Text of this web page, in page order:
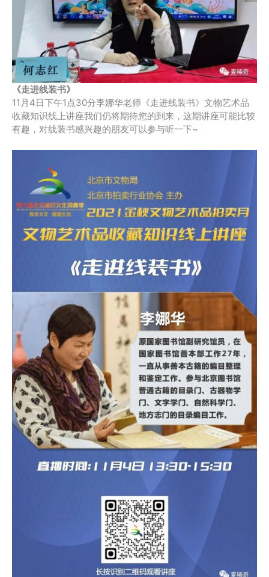
《走进线装书》
11月4日下午1点30分李娜华老师《走进线装书》文物艺术品
收藏知识线上讲座我们仍将期待您的到来，这期讲座可能比较
有趣，对线装书感兴趣的朋友可以参与听一下~